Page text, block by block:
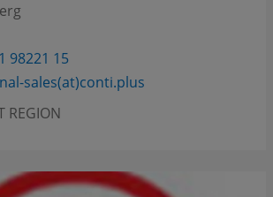
98221 15
sales(at)conti.plus
REGION